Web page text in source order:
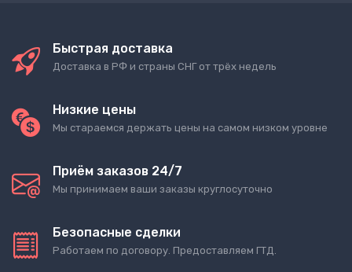
Быстрая доставка
Доставка в РФ и страны СНГ от трёх недель
Низкие цены
Мы стараемся держать цены на самом низком уровне
Приём заказов 24/7
Мы принимаем ваши заказы круглосуточно
Безопасные сделки
Работаем по договору. Предоставляем ГТД.